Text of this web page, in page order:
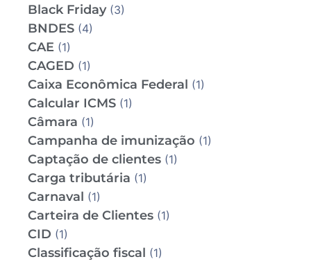
Black Friday(3)
BNDES (4)
CAE (1)
CAGED (1)
Caixa Econômica Federal (1)
Calcular ICMS (1)
Câmara (1)
Campanha de imunização (1)
Captação de clientes (1)
Carga tributária (1)
Carnaval (1)
Carteira de Clientes (1)
CID (1)
Classificação fiscal (1)